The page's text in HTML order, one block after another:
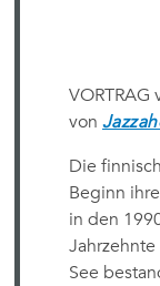
VORTRAG
von
Die
Beginn
in den
See